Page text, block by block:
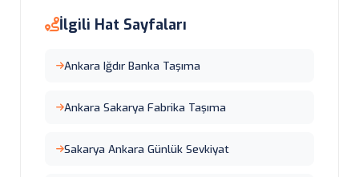
İlgili Hat Sayfaları
Ankara Iğdır Banka Taşıma
Ankara Sakarya Fabrika Taşıma
Sakarya Ankara Günlük Sevkiyat